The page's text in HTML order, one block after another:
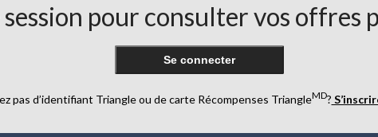
pour consulter vos offres
Se connecter
pas d’identifiant Triangle ou de carte Récompenses TriangleMD?